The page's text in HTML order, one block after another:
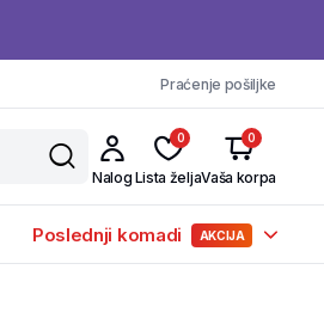
Praćenje pošiljke
Nalog
0
Lista želja
0
Vaša korpa
Poslednji komadi AKCIJA